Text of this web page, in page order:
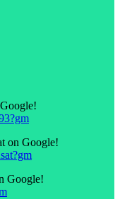
on Google!
Google!